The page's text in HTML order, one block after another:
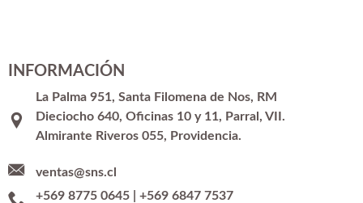
INFORMACIÓN
La Palma 951, Santa Filomena de Nos, RM
Dieciocho 640, Oficinas 10 y 11, Parral, VII.
Almirante Riveros 055, Providencia.
ventas@sns.cl
+569 8775 0645| +569 6847 7537